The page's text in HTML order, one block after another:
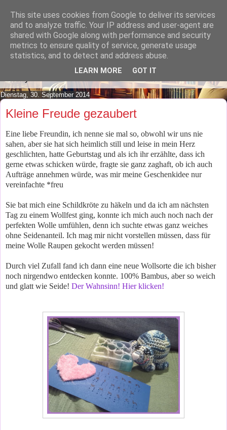
Lilafusselfee lädt Dich in ihr
Wohnzimmer ein.
Mach es Dir doch gemütlich und lies ein wenig über meine
Dienstag, 30. September 2014
Kleine Freude gezaubert
Eine liebe Freundin, ich nenne sie mal so, obwohl wir uns nie
sahen, aber sie hat sich heimlich still und leise in mein Herz
geschlichten, hatte Geburtstag und als ich ihr erzählte, dass ich
gerne etwas schicken würde, fragte sie ganz zaghaft, ob ich auch
Aufträge annehmen würde, was mir meine Geschenkidee nur
vereinfachte *freu
Sie bat mich eine Schildkröte zu häkeln und da ich am nächsten
Tag zu einem Wollfest ging, konnte ich mich auch noch nach der
perfekten Wolle umfühlen, denn ich suchte etwas ganz weiches
ohne Seidenanteil. Ich mag mir nicht vorstellen müssen, dass für
meine Wolle Raupen gekocht werden müssen!
Durch viel Zufall fand ich dann eine neue Wollsorte die ich bisher
noch nirgendwo entdecken konnte. 100% Bambus, aber so weich
und glatt wie Seide! Der Wahnsinn! Hier klicken!
This site uses cookies from Google to deliver its services
and to analyze traffic. Your IP address and user-agent are
shared with Google along with performance and security
metrics to ensure quality of service, generate usage
statistics, and to detect and address abuse.
LEARN MORE GOT IT